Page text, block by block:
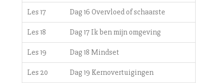
Les 17 Dag 16 Overvloed of schaarste
Les 18 Dag 17 Ik ben mijn omgeving
Les 19 Dag 18 Mindset
Les 20 Dag 19 Kernovertuigingen